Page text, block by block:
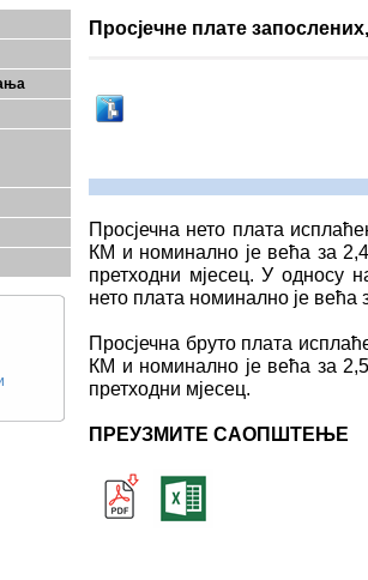
Просјечне плате
Просјечна нето плата
КМ и номинално је већа за
претходни мјесец. У односу
нето плата номинално је већа
Просјечна бруто плата
КМ и номинално је већа за
претходни мјесец.
ПРЕУЗМИТЕ САОПШТЕЊЕ